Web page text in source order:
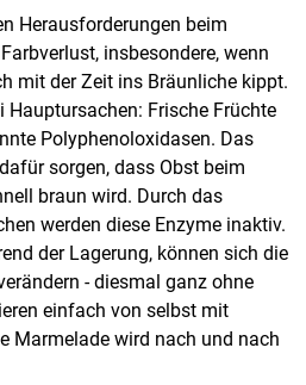
Herausforderungen beim
insbesondere, wenn
mit der Zeit ins Bräunliche kippt.
Hauptursachen: Frische Früchte
Polyphenoloxidasen. Das
sorgen, dass Obst beim
braun wird. Durch das
werden diese Enzyme inaktiv.
der Lagerung, können sich die
- diesmal ganz ohne
einfach von selbst mit
Marmelade wird nach und nach